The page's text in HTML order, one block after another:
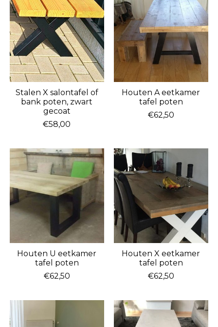
Stalen X salontafel of
bank poten, zwart
gecoat
€58,00
Houten A eetkamer
tafel poten
€62,50
Houten U eetkamer
tafel poten
€62,50
Houten X eetkamer
tafel poten
€62,50